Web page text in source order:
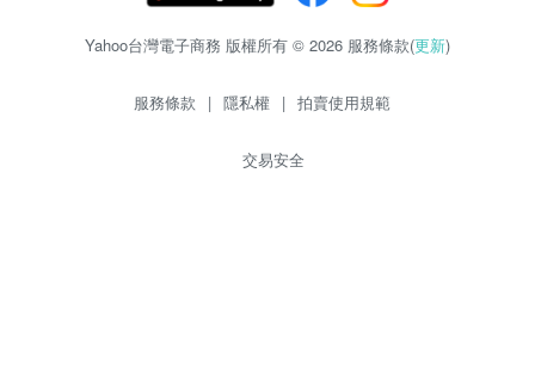
Yahoo台灣電子商務 版權所有 © 2026 服務條款(更新)
服務條款 | 隱私權 | 拍賣使用規範
交易安全